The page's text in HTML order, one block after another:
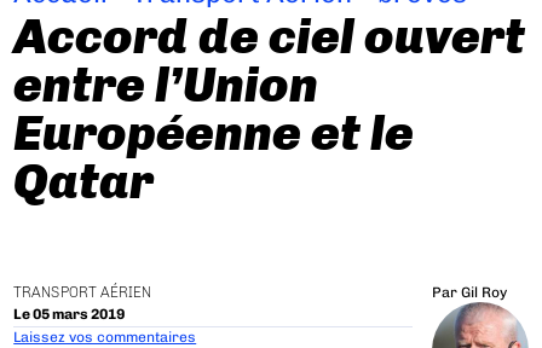
Accord de ciel ouvert
entre l’Union
Européenne et le
Qatar
TRANSPORT AÉRIEN
Le 05 mars 2019
Par Gil Roy
Laissez vos commentaires